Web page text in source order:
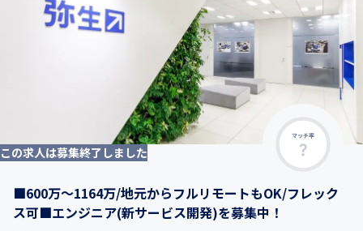
マッチ率
この求人は募集終了しました
■600万～1164万/地元からフルリモートもOK/フレック
ス可■エンジニア(新サービス開発)を募集中！